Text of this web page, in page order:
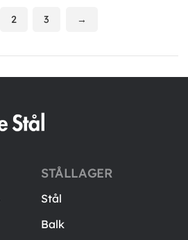
2 3 →
STÅLLAGER
Stål
Balk